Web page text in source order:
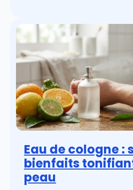
Eau de cologne :
bienfaits
peau